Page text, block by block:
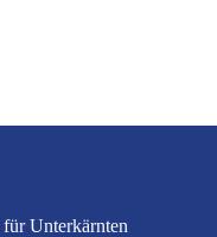
für Unterkärnten